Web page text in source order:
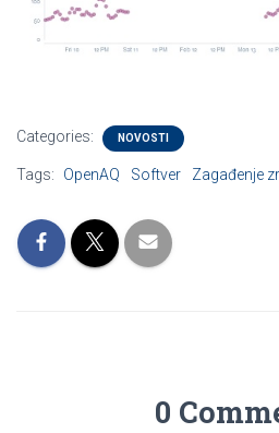
Categories: NOVOSTI
Tags: OpenAQ Softver Zagađenje
0